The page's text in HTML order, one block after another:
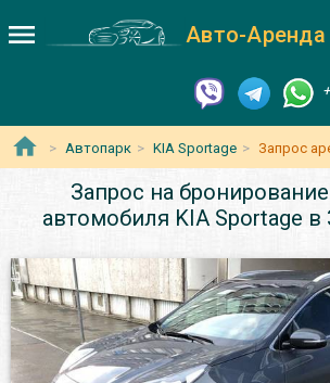
Авто-Аренда
Автопарк KIA Sportage Запрос
Запрос на
автомобиля KIA Sportage в